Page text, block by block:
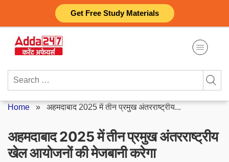
Get Free Study Materials
content
Search
Home » अहमदाबाद 2025 में तीन प्रमुख अंतरराष्ट्रीय...
अहमदाबाद 2025 में तीन प्रमुख अंतरराष्ट्रीय
खेल आयोजनों की मेजबानी करेगा